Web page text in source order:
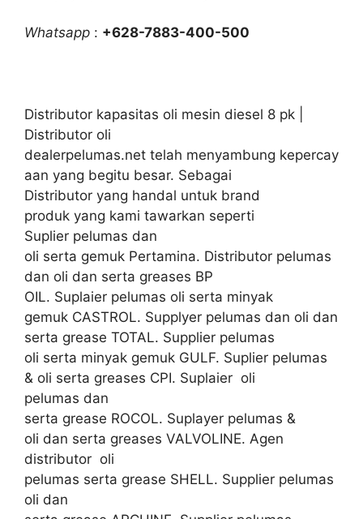
Whatsapp : +628-7883-400-500
Distributor kapasitas oli mesin diesel 8 pk |
Distributor oli
dealerpelumas.net telah menyambung kepercay
aan yang begitu besar. Sebagai
Distributor yang handal untuk brand
produk yang kami tawarkan seperti
Suplier pelumas dan
oli serta gemuk Pertamina. Distributor pelumas
dan oli dan serta greases BP
OIL. Suplaier pelumas oli serta minyak
gemuk CASTROL. Supplyer pelumas dan oli dan
serta grease TOTAL. Supplier pelumas
oli serta minyak gemuk GULF. Suplier pelumas
& oli serta greases CPI. Suplaier oli
pelumas dan
serta grease ROCOL. Suplayer pelumas &
oli dan serta greases VALVOLINE. Agen
distributor oli
pelumas serta grease SHELL. Supplier pelumas
oli dan